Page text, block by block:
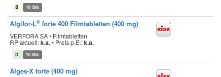
B 10 Stk
Algifor-L® forte 400 Filmtabletten (400 mg)
VERFORA SA • Filmtabletten
RP aktuell:k.a.• Preis p.E.:k.a.
D 10 Stk
Alges-X forte (400 mg)